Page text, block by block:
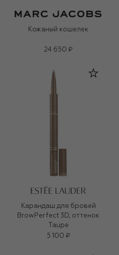
Кожаный кошелек
24 650 ₽
Карандаш для бровей
BrowPerfect 3D, оттенок
Taupe
5 100 ₽